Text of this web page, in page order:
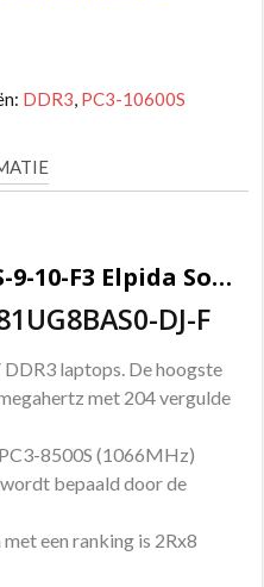
DDR3, PC3-10600S
8GB 2Rx8 PC3-10600S-9-10-F3 Elpida Sodimm geheugen
DJ-F
laptops. De hoogste
met 204 vergulde
8500S (1066MHz)
bepaald door de
een ranking is 2Rx8